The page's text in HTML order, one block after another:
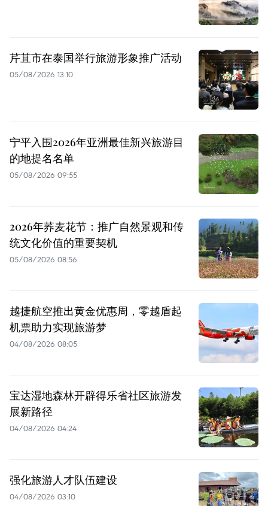
芹苴市在泰国举行旅游形象推广活动
05/08/2026 13:10
宁平入围2026年亚洲最佳新兴旅游目
的地提名名单
05/08/2026 09:55
2026年荞麦花节：推广自然景观和传
统文化价值的重要契机
05/08/2026 08:56
越捷航空推出黄金优惠周，零越盾起
机票助力实现旅游梦
04/08/2026 08:05
宝达湿地森林开辟得乐省社区旅游发
展新路径
04/08/2026 04:24
强化旅游人才队伍建设
04/08/2026 03:10